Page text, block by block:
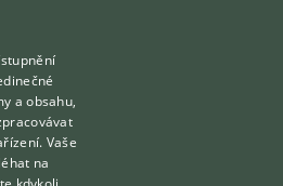
a obsahu,
Vaše
na